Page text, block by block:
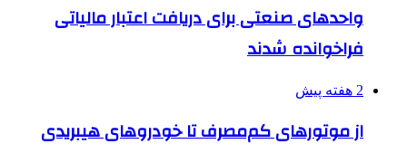
واحدهای صنعتی برای دریافت اعتبار مالیاتی
فراخوانده شدند
2 هفته پیش
از موتورهای کم‌مصرف تا خودروهای هیبریدی